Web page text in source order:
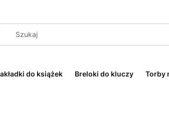
do książek Breloki do kluczy Torby